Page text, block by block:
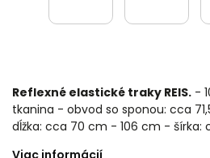
Reflexné elastické traky REIS. -
tkanina - obvod so sponou: cca
dĺžka: cca 70 cm - 106 cm - šírka: